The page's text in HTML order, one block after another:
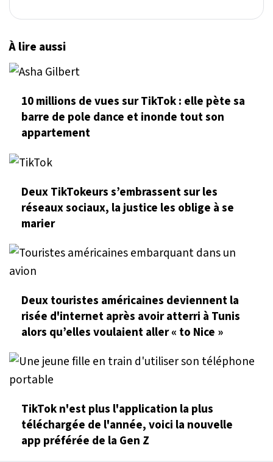
À lire aussi
10 millions de vues sur TikTok : elle pète sa
barre de pole dance et inonde tout son
appartement
Deux TikTokeurs s’embrassent sur les
réseaux sociaux, la justice les oblige à se
marier
Deux touristes américaines deviennent la
risée d'internet après avoir atterri à Tunis
alors qu’elles voulaient aller « to Nice »
TikTok n'est plus l'application la plus
téléchargée de l'année, voici la nouvelle
app préférée de la Gen Z